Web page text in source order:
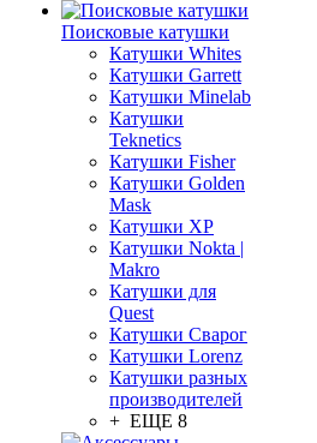
Поисковые катушки
Катушки Whites
Катушки Garrett
Катушки Minelab
Катушки
Teknetics
Катушки Fisher
Катушки Golden
Mask
Катушки XP
Катушки Nokta |
Makro
Катушки для
Quest
Катушки Сварог
Катушки Lorenz
Катушки разных
производителей
+ ЕЩЕ 8